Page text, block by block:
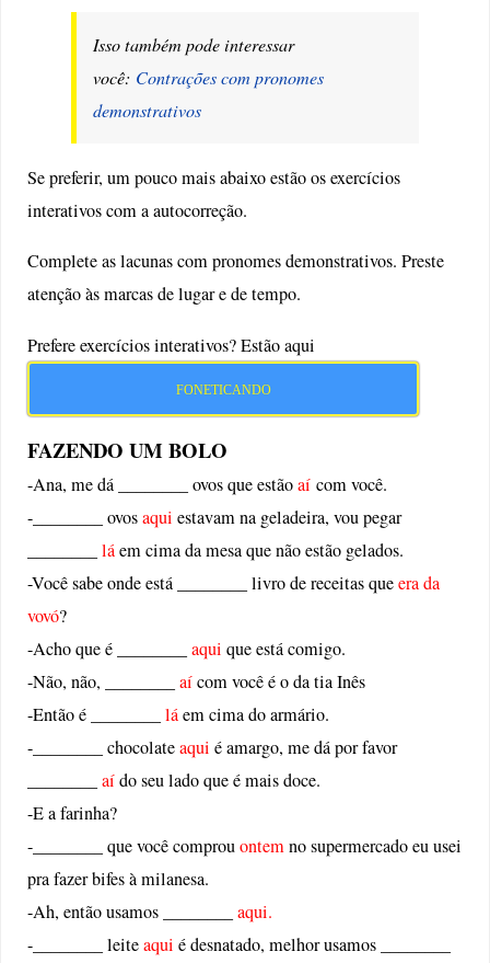
Isso também pode interessar
você: Contrações com pronomes
demonstrativos
Se preferir, um pouco mais abaixo estão os exercícios
interativos com a autocorreção.
Complete as lacunas com pronomes demonstrativos. Preste
atenção às marcas de lugar e de tempo.
Prefere exercícios interativos? Estão aqui
FONETICANDO
FAZENDO UM BOLO
-Ana, me dá ________ ovos que estãoaí com você.
-________ ovosaquiestavam na geladeira, vou pegar
________láem cima da mesa que não estão gelados.
-Você sabe onde está ________ livro de receitas queerada
vovó?
-Acho que é ________aqui que está comigo.
-Não, não, ________aícom você é o da tia Inês
-Então é ________láem cima do armário.
-________ chocolateaqui é amargo, me dá por favor
________aído seu lado que é mais doce.
-E a farinha?
-________ que você comprouontemno supermercado eu usei
pra fazer bifes à milanesa.
-Ah, então usamos ________aqui.
-________ leiteaqui é desnatado, melhor usamos ________